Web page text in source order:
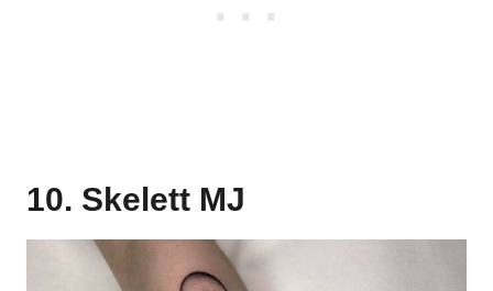
10. Skelett MJ